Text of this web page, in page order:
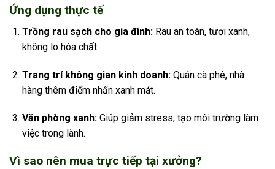
Ứng dụng thực tế
Trồng rau sạch cho gia đình:Rau an toàn, tươi xanh,
không lo hóa chất.
Trang trí không gian kinh doanh:Quán cà phê, nhà
hàng thêm điểm nhấn xanh mát.
Văn phòng xanh:Giúp giảm stress, tạo môi trường làm
việc trong lành.
Vì sao nên mua trực tiếp tại xưởng?